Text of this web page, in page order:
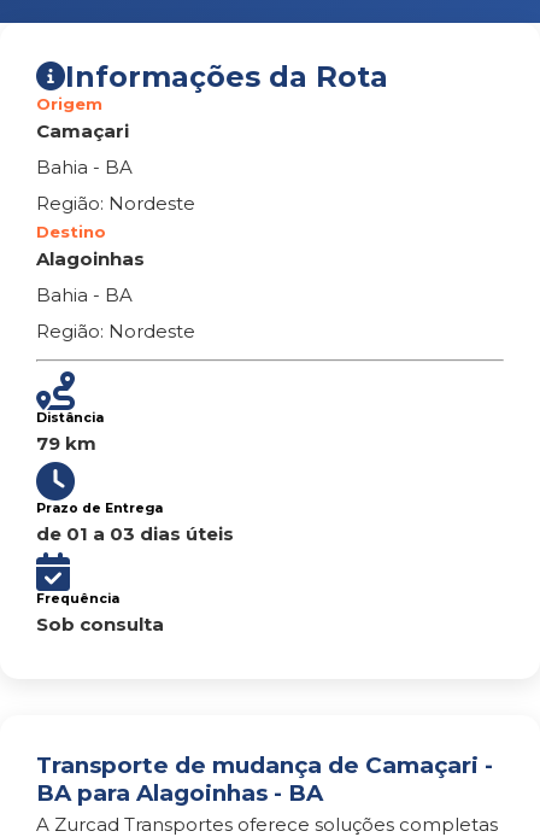
Informações da Rota
Origem
Camaçari
Bahia - BA
Região: Nordeste
Destino
Alagoinhas
Bahia - BA
Região: Nordeste
Distância
79 km
Prazo de Entrega
de 01 a 03 dias úteis
Frequência
Sob consulta
Transporte de mudança de Camaçari -
BA para Alagoinhas - BA
A Zurcad Transportes oferece soluções completas